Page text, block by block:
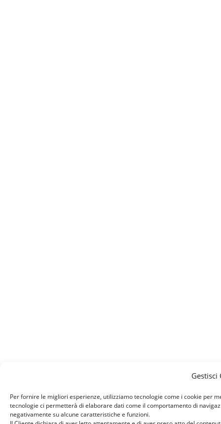
Gestisci
Per fornire le migliori esperienze, utilizziamo tecnologie come i cookie per
tecnologie ci permetterà di elaborare dati come il comportamento di
negativamente su alcune caratteristiche e funzioni.